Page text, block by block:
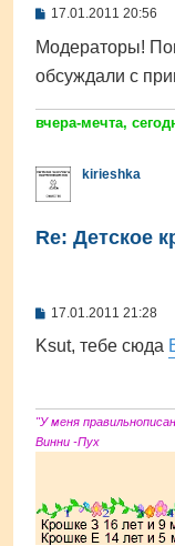
С
о
щ
н
и
17.01.2011 20:56
Модераторы!
обсуждали с
вчера-мечта,
kirieshka
Re: Детское
С
о
и
17.01.2011 21:28
Ksut, тебе сюда
"У меня
Винни -Пух